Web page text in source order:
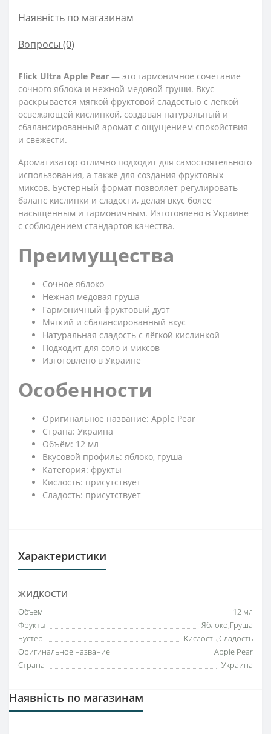
Наявність по магазинам
Вопросы (0)
Flick Ultra Apple Pear — это гармоничное сочетание
сочного яблока и нежной медовой груши. Вкус
раскрывается мягкой фруктовой сладостью с лёгкой
освежающей кислинкой, создавая натуральный и
сбалансированный аромат с ощущением спокойствия
и свежести.
Ароматизатор отлично подходит для самостоятельного
использования, а также для создания фруктовых
миксов. Бустерный формат позволяет регулировать
баланс кислинки и сладости, делая вкус более
насыщенным и гармоничным. Изготовлено в Украине
с соблюдением стандартов качества.
Преимущества
Сочное яблоко
Нежная медовая груша
Гармоничный фруктовый дуэт
Мягкий и сбалансированный вкус
Натуральная сладость с лёгкой кислинкой
Подходит для соло и миксов
Изготовлено в Украине
Особенности
Оригинальное название: Apple Pear
Страна: Украина
Объём: 12 мл
Вкусовой профиль: яблоко, груша
Категория: фрукты
Кислость: присутствует
Сладость: присутствует
Характеристики
ЖИДКОСТИ
Объем
12 мл
Фрукты
Яблоко;Груша
Бустер
Кислость;Сладость
Оригинальное название
Apple Pear
Страна
Украина
Наявність по магазинам